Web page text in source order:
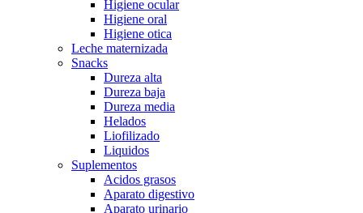
Higiene ocular
Higiene oral
Higiene otica
Leche maternizada
Snacks
Dureza alta
Dureza baja
Dureza media
Helados
Liofilizado
Liquidos
Suplementos
Acidos grasos
Aparato digestivo
Aparato urinario